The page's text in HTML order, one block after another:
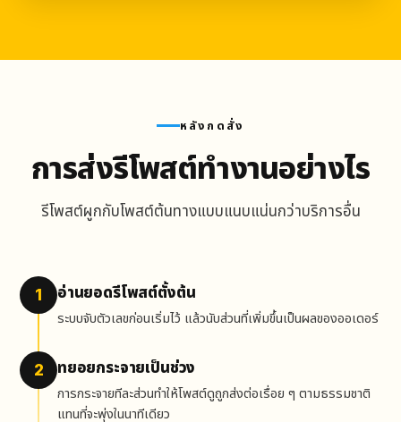
หลังกดสั่ง
การส่งรีโพสต์ทำงานอย่างไร
รีโพสต์ผูกกับโพสต์ต้นทางแบบแนบแน่นกว่าบริการอื่น
1 อ่านยอดรีโพสต์ตั้งต้น
ระบบจับตัวเลขก่อนเริ่มไว้ แล้วนับส่วนที่เพิ่มขึ้นเป็นผลของออเดอร์
2 ทยอยกระจายเป็นช่วง
การกระจายทีละส่วนทำให้โพสต์ดูถูกส่งต่อเรื่อย ๆ ตามธรรมชาติ
แทนที่จะพุ่งในนาทีเดียว